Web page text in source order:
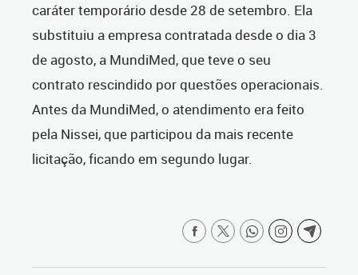
caráter temporário desde 28 de setembro. Ela
substituiu a empresa contratada desde o dia 3
de agosto, a MundiMed, que teve o seu
contrato rescindido por questões operacionais.
Antes da MundiMed, o atendimento era feito
pela Nissei, que participou da mais recente
licitação, ficando em segundo lugar.